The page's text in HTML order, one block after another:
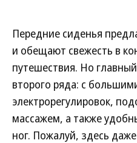
Передние сиденья
и обещают свежесть в
путешествия. Но
второго ряда: с
электрорегулировок,
массажем, а также
ног. Пожалуй, здесь